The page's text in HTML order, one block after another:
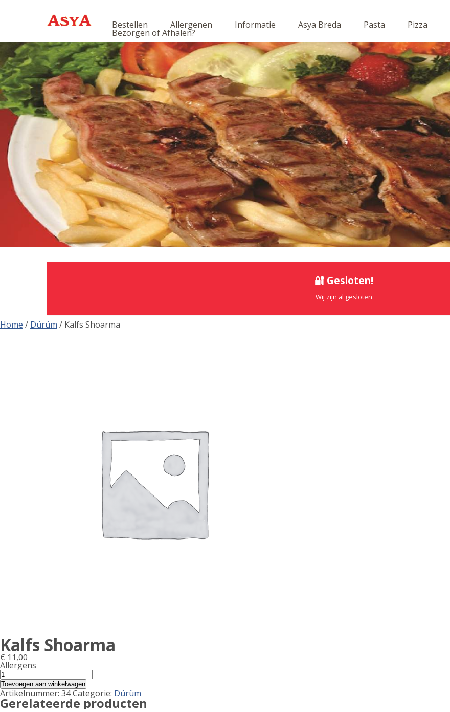
Bestellen Allergenen Informatie Asya Breda Pasta Pizza
Bezorgen of Afhalen?
🔐 Gesloten!
Wij zijn al gesloten
Home / Dürüm / Kalfs Shoarma
Kalfs Shoarma
€ 11,00
Allergens
allergen
information
Kalfs
Shoarma
aantal
Toevoegen aan winkelwagen
Artikelnummer: 34Categorie: Dürüm
Gerelateerde producten